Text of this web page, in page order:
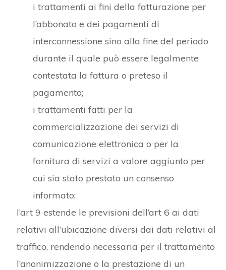
i trattamenti ai fini della fatturazione per
l’abbonato e dei pagamenti di
interconnessione sino alla fine del periodo
durante il quale può essere legalmente
contestata la fattura o preteso il
pagamento;
i trattamenti fatti per la
commercializzazione dei servizi di
comunicazione elettronica o per la
fornitura di servizi a valore aggiunto per
cui sia stato prestato un consenso
informato;
l’art 9 estende le previsioni dell’art 6 ai dati
relativi all’ubicazione diversi dai dati relativi al
traffico, rendendo necessaria per il trattamento
l’anonimizzazione o la prestazione di un